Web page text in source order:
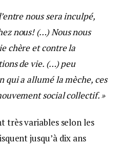
nous sera inculpé,
nous! (…) Nous nous
chère et contre la
de vie. (…) peu
a allumé la mèche, ces
social collectif. »
très variables selon les
jusqu’à dix ans